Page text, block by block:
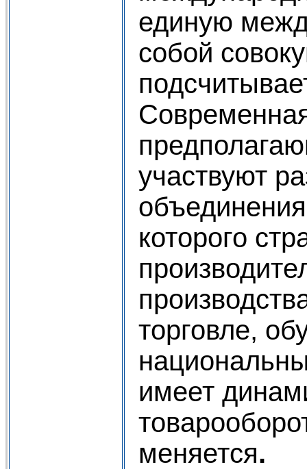
единую
собой
участвуют
которого
торговле,
имеет
меняется.